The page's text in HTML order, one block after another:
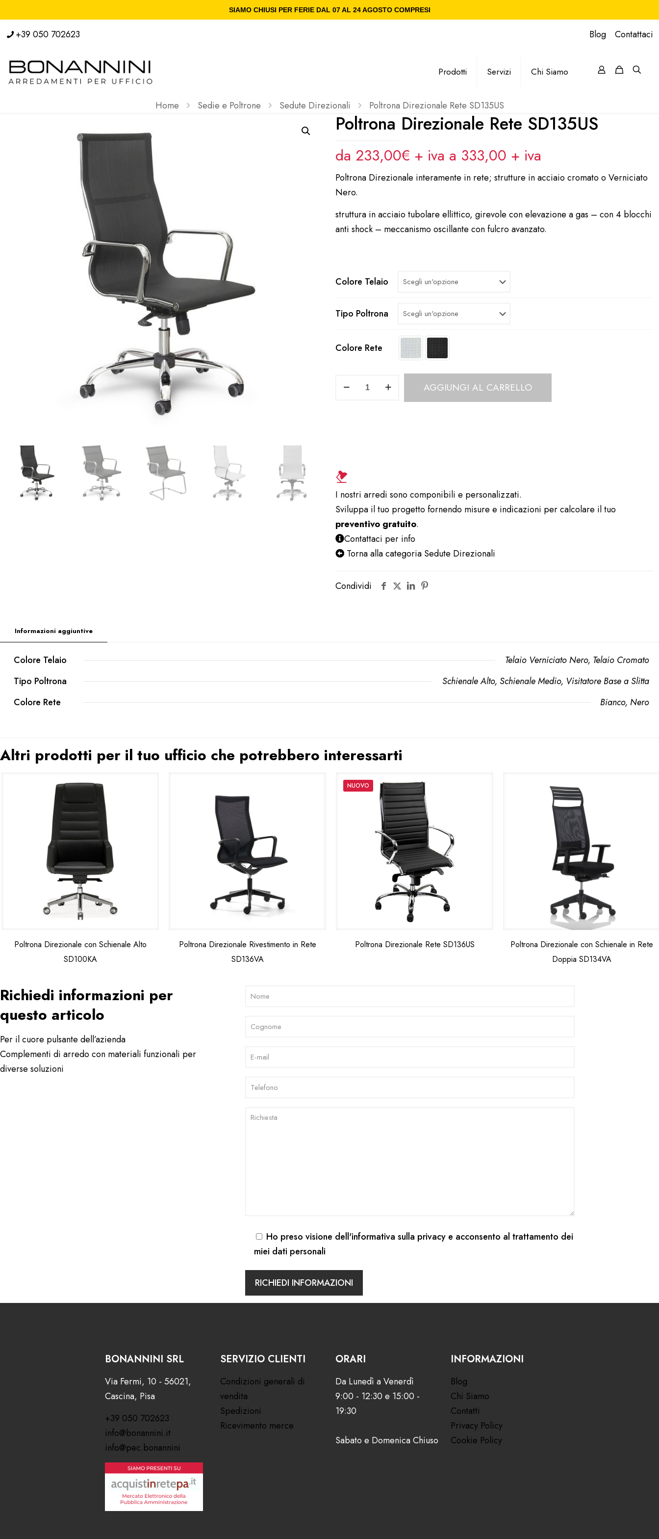
SIAMO CHIUSI PER FERIE DAL 07 AL 24 AGOSTO COMPRESI
+39 050 702623 Blog Contattaci
Prodotti Servizi Chi Siamo
Home Sedie e Poltrone Sedute Direzionali Poltrona Direzionale Rete SD135US
Poltrona Direzionale Rete SD135US
da 233,00€ + iva a 333,00 + iva
Poltrona Direzionale interamente in rete; strutture in acciaio cromato o Verniciato
Nero.
struttura in acciaio tubolare ellittico, girevole con elevazione a gas – con 4 blocchi
anti shock – meccanismo oscillante con fulcroavanzato.
Colore Telaio
Tipo Poltrona
Colore Rete
Poltrona
AGGIUNGI AL CARRELLO
I nostri arredi sono componibili e personalizzati.
Sviluppa il tuo progetto fornendo misure e indicazioni per calcolare il tuo
preventivo gratuito.
Contattaci per info
Torna alla categoria Sedute Direzionali
Condividi
Informazioni aggiuntive
Colore Telaio
Telaio Verniciato Nero, Telaio Cromato
Tipo Poltrona
Schienale Alto, Schienale Medio, Visitatore Base a Slitta
Colore Rete
Bianco, Nero
Altri prodotti per il tuo ufficio che potrebbero interessarti
Poltrona Direzionale con Schienale Alto
SD100KA
Poltrona Direzionale Rivestimento in Rete
SD136VA
NUOVO
Poltrona Direzionale Rete SD136US
Poltrona Direzionale con Schienale in Rete
Doppia SD134VA
Richiedi informazioni per
questo articolo
Per il cuore pulsante dell’azienda
Complementi di arredo con materiali funzionali per
diverse soluzioni
Ho preso visione dell'informativa sulla privacy e acconsento al trattamento dei
miei dati personali
BONANNINI SRL
Via Fermi, 10 - 56021,
Cascina, Pisa
+39 050 702623
info@bonannini.it
info@pec.bonannini
SERVIZIO CLIENTI
Condizioni generali di
vendita
Spedizioni
Ricevimento merce
ORARI
Da Lunedì a Venerdì
9:00 - 12:30 e 15:00 -
19:30
Sabato e Domenica Chiuso
INFORMAZIONI
Blog
Chi Siamo
Contatti
Privacy Policy
Cookie Policy